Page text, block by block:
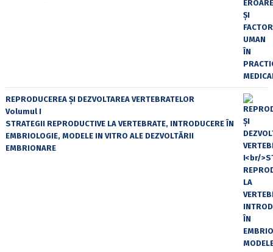
REPRODUCEREA ȘI DEZVOLTAREA VERTEBRATELOR
Volumul I
STRATEGII REPRODUCTIVE LA VERTEBRATE, INTRODUCERE ÎN
EMBRIOLOGIE, MODELE IN VITRO ALE DEZVOLTĂRII
EMBRIONARE